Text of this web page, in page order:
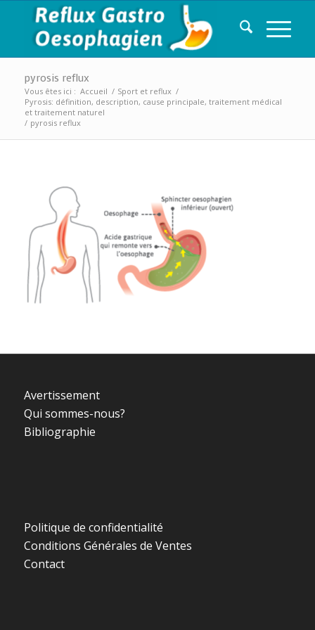
pyrosis reflux
Vous êtes ici : Accueil / Sport et reflux /
Pyrosis: définition, description, cause principale, traitement médical
et traitement naturel
/ pyrosis reflux
Avertissement
Qui sommes-nous?
Bibliographie
Politique de confidentialité
Conditions Générales de Ventes
Contact